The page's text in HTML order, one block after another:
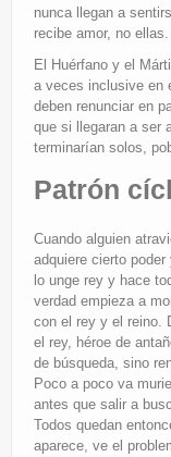
nunca llegan a
recibe amor, no ellas.
El Huérfano y el
a veces inclusive en
deben renunciar en
que si llegaran a ser
terminarían solos,
Patrón
Cuando alguien
adquiere cierto
lo unge rey y hace
verdad empieza a
con el rey y el reino.
el rey, héroe de
de búsqueda, sino
Poco a poco va
antes que salir a
Todos quedan
aparece, ve el